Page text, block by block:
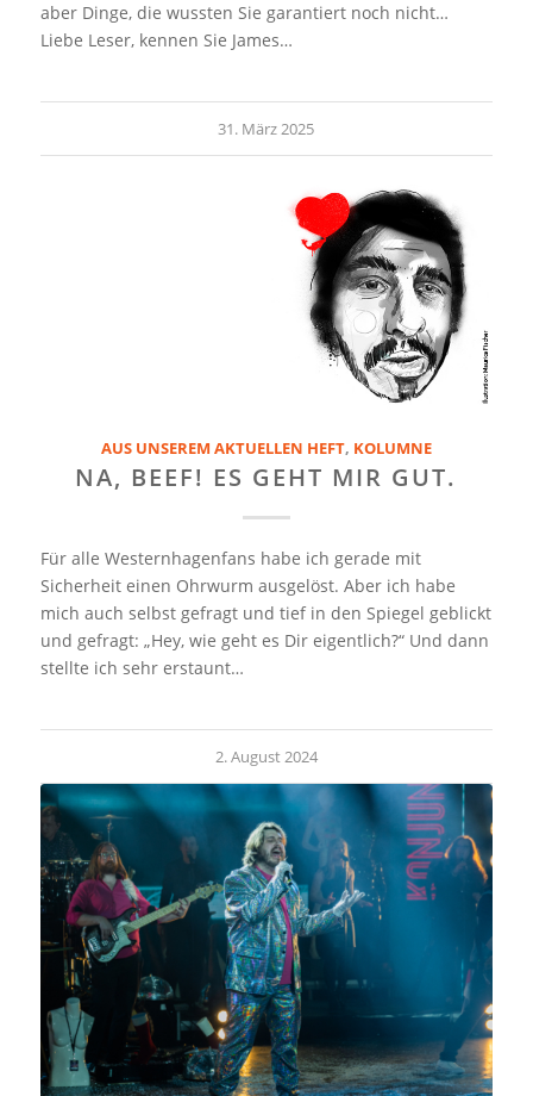
aber Dinge, die wussten Sie garantiert noch nicht…
Liebe Leser, kennen Sie James…
31. März 2025
AUS UNSEREM AKTUELLEN HEFT, KOLUMNE
NA, BEEF! ES GEHT MIR GUT.
Für alle Westernhagenfans habe ich gerade mit
Sicherheit einen Ohrwurm ausgelöst. Aber ich habe
mich auch selbst gefragt und tief in den Spiegel geblickt
und gefragt: „Hey, wie geht es Dir eigentlich?“ Und dann
stellte ich sehr erstaunt…
2. August 2024